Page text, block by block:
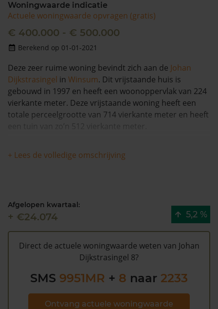
Woningwaarde indicatie
Actuele woningwaarde opvragen (gratis)
€ 400.000 - € 500.000
Berekend op 01-01-2021
Deze zeer ruime woning bevindt zich aan de Johan
Dijkstrasingel in Winsum. Dit vrijstaande huis is
gebouwd in 1997 en heeft een woonoppervlak van 224
vierkante meter. Deze vrijstaande woning heeft een
totale perceelgrootte van 714 vierkante meter en heeft
een tuin van zo’n 512 vierkante meter.
Dit huis heeft geen herleidbare koopsominformatie en
is in de afgelopen 12 maanden meer dan 7% meer
De WOZ waarde van Johan Dijkstrasingel 8 volgens de
gemeente Het Hogeland is €441.000 (2020). Volgens
Kadasterdata is de kans laag dat deze waarde te hoog
is en dat er bespaard zou kunnen worden op de
gemeentelijke belastingen. Met hetgratis WOZ alarm
waarde en kansen op besparing. Schrijf u hiergratis in.
+ Lees de volledige omschrijving
Afgelopen kwartaal:
+ €24.074 5,2 %
Direct de actuele woningwaarde weten van Johan
Dijkstrasingel 8?
SMS 9951MR + 8 naar 2233
Ontvang actuele woningwaarde